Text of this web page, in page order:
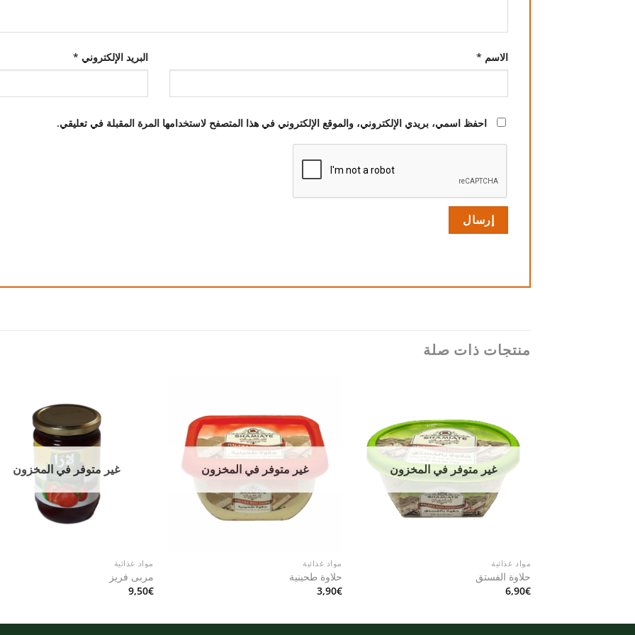
الاسم * البريد الإلكتروني *
احفظ اسمي، بريدي الإلكتروني، والموقع الإلكتروني في هذا المتصفح لاستخدامها المرة المقبلة في تعليقي.
منتجات ذات صلة
غير متوفر في المخزون
مواد غذائية
حلاوة الفستق
6,90€
wishlist
غير متوفر في المخزون
مواد غذائية
حلاوة طحينية
3,90€
غير متوفر في المخزون
مواد غذائية
مربى فريز
9,50€